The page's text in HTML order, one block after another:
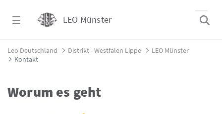
LEO Münster
Kontakt - LEO Münster
Leo Deutschland Distrikt - Westfalen Lippe
LEO Münster
Kontakt
Lions - Kontaktformular
Worum es geht